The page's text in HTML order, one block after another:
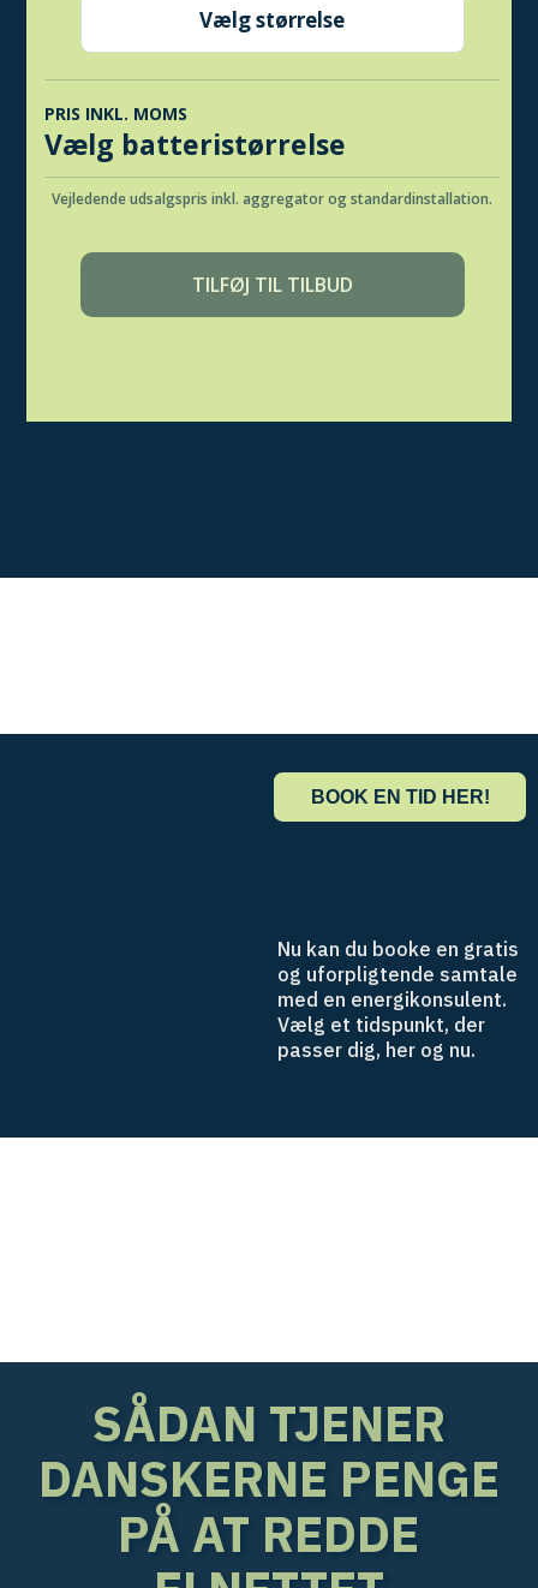
PRIS INKL. MOMS
Vælg batteristørrelse
Vejledende udsalgspris inkl. aggregator og standardinstallation.
TILFØJ TIL TILBUD
Nu kan du booke en gratis
og uforpligtende samtale
med en energikonsulent.
Vælg et tidspunkt, der
passer dig, her og nu.
BOOK EN TID HER!
SÅDAN TJENER
DANSKERNE PENGE
PÅ AT REDDE